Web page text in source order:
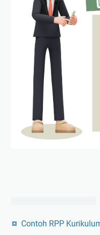
Contoh RPP